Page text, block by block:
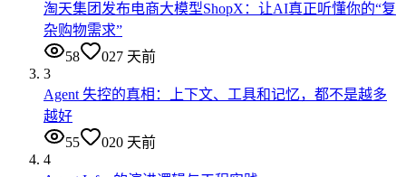
淘天集团发布电商大模型ShopX：让AI真正听懂你的“复
杂购物需求”
58
027 天前
3
Agent 失控的真相：上下文、工具和记忆，都不是越多
越好
55
020 天前
4